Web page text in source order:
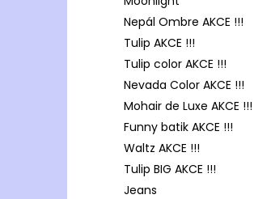
Nepál Ombre AKCE !!!
Tulip AKCE !!!
Tulip color AKCE !!!
Nevada Color AKCE !!!
Mohair de Luxe AKCE !!!
Funny batik AKCE !!!
Waltz AKCE !!!
Tulip BIG AKCE !!!
Jeans